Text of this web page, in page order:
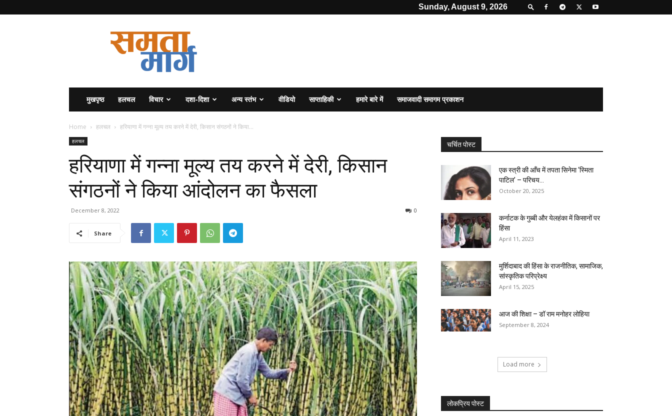
Sunday, August 9, 2026
मुखपृष्ठ हलचल विचार दशा-दिशा अन्य स्तंभ वीडियो साप्ताहिकी हमारे बारे में समाजवादी समागम प्रकाशन
Home हलचल हरियाणा में गन्ना मूल्य तय करने में देरी, किसान संगठनों ने किया...
हलचल
हरियाणा में गन्ना मूल्य तय करने में देरी, किसान
संगठनों ने किया आंदोलन का फैसला
December 8, 2022 0
Share
चर्चित पोस्ट
एक स्त्री की आँच में तपता सिनेमा ‘स्मिता
पाटिल’ – परिचय...
October 20, 2025
कर्नाटक के गुब्बी और येलहंका में किसानों पर
हिंसा
April 11, 2023
मुर्शिदाबाद की हिंसा के राजनीतिक, सामाजिक,
सांस्कृतिक परिप्रेक्ष्य
April 15, 2025
आज की शिक्षा – डॉ राम मनोहर लोहिया
September 8, 2024
Load more
लोकप्रिय पोस्ट